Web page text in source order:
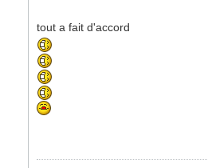
tout a fait d'accord